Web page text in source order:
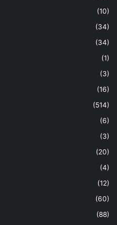
(10)
(34)
(34)
(1)
(3)
(16)
(514)
(6)
(3)
(20)
(4)
(12)
(60)
(88)